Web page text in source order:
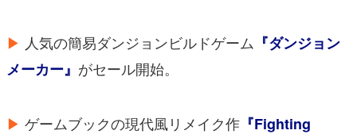
▶ 人気の簡易ダンジョンビルドゲーム 『ダンジョン
メーカー』 がセール開始。
▶ ゲームブックの現代風リメイク作 『Fighting